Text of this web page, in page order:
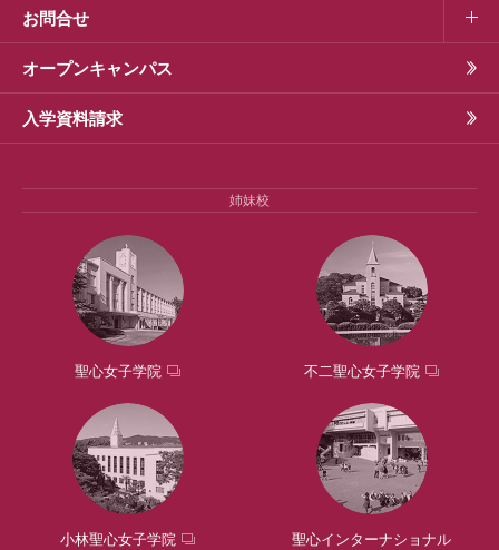
お問合せ
オープンキャンパス
入学資料請求
姉妹校
聖心女子学院 不二聖心女子学院
小林聖心女子学院
聖心インターナショナル